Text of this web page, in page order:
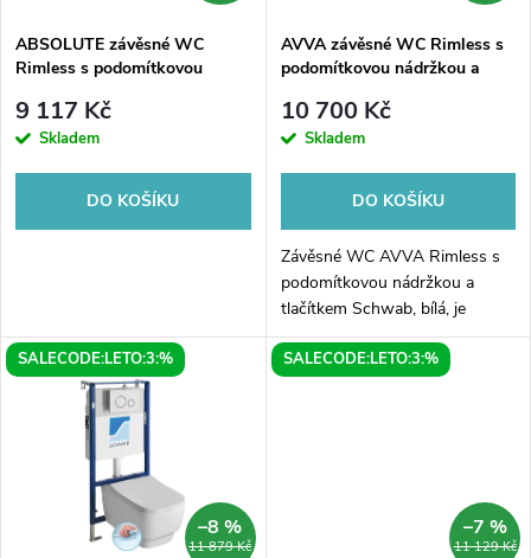
p
r
o
d
k
s
p
r
u
k
ABSOLUTE závěsné WC
Rimless s podomítkovou
bílá
9 117 Kč
Skladem
DO KOŠÍKU
AVVA závěsné WC Rimless s
podomítkovou nádržkou a
10 700 Kč
Skladem
DO KOŠÍKU
Závěsné WC AVVA Rimless s
podomítkovou nádržkou a
tlačítkem Schwab, bílá, je
ideální volbou pro vaši
koupelnu. Tento moderní
SALECODE:LETO:3:%
11 879 Kč
–8 %
SALECODE:LETO:3:%
11 129 Kč
–7 %